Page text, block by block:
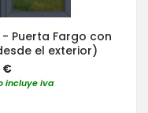
Puerta Fargo con
el exterior)
€
incluye iva